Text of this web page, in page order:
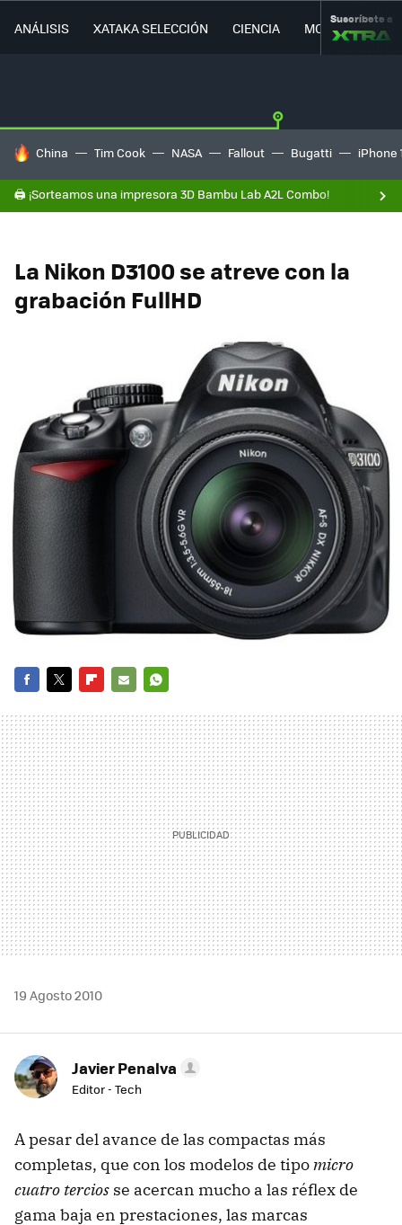
ANÁLISIS XATAKA SELECCIÓN CIENCIA MOVILIDAD
Suscríbete a
HOY SE HABLA DE
China Tim Cook NASA Fallout Bugatti iPhone
🖨️ ¡Sorteamos una impresora 3D Bambu Lab A2L Combo!
La Nikon D3100 se atreve con la
grabación FullHD
MAIL
19 Agosto 2010
Javier Penalva
Editor - Tech
A pesar del avance de las compactas más
completas, que con los modelos de tipomicro
cuatro tercios se acercan mucho a las réflex de
gama baja en prestaciones, las marcas